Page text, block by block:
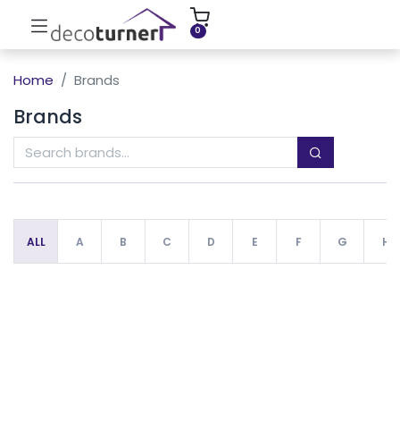
0
Home Brands
Brands
ALL A B C D E F G H